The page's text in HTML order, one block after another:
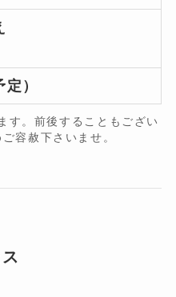
）
す。前後することもござい
容赦下さいませ。